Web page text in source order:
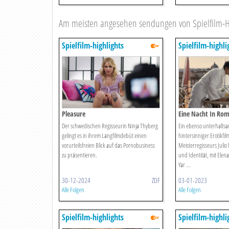
Am meisten angesehen sendungen von Spielfilm-
Spielfilm-highlights
Pleasure
Der schwedischen Regisseurin Ninja Thyberg
gelingt es in ihrem Langfilmdebüt einen
vorurteilsfreien Blick auf das Pornobusiness
zu präsentieren.
30-12-2024 ZDF
Alle Folgen
Spielfilm-
Eine Nacht In Rom
Ein ebenso
hintersinniger
Meisterregisseurs
und Identität, mit
Yar ...
03-01-2023
Alle Folgen
Spielfilm-highlights Spielfilm-